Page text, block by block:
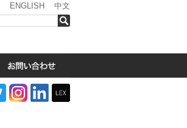
ENGLISH 中文